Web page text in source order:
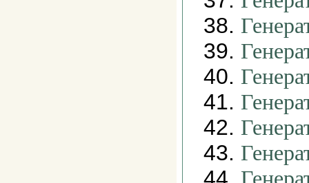
38.
39.
40.
41.
42.
43.